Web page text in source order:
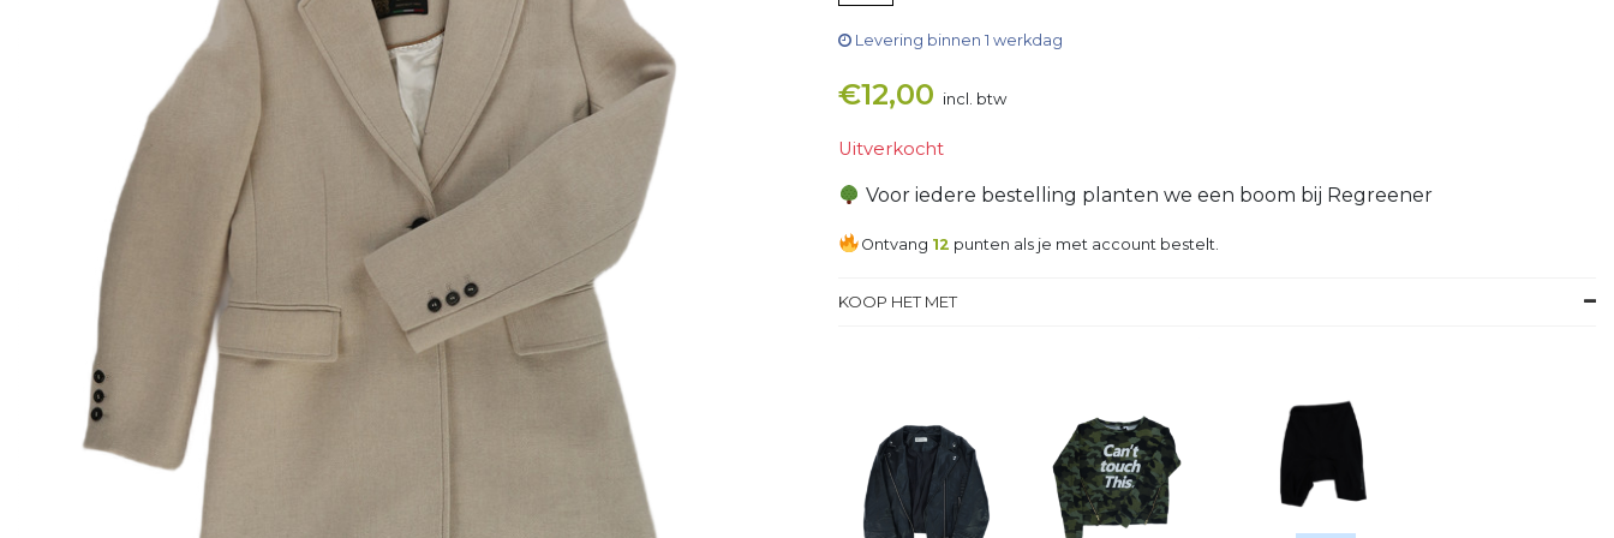
Levering binnen 1 werkdag
€12,00 incl. btw
Uitverkocht
Voor iedere bestelling planten we een boom bij Regreener
Ontvang 12 punten als je met account bestelt.
KOOP HET MET